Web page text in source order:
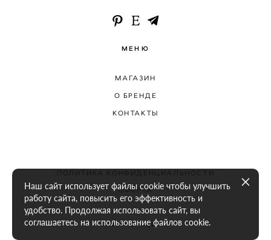
МЕНЮ
МАГАЗИН
О БРЕНДЕ
КОНТАКТЫ
ПОЛИТИКА КОНФИДЕНЦИАЛЬНОСТИ
ОФЕРТА
сайт от vigbo
Наш сайт использует файлы cookie чтобы улучшить
работу сайта, повысить его эффективность и
удобство. Продолжая использовать сайт, вы
соглашаетесь на использование файлов cookie.